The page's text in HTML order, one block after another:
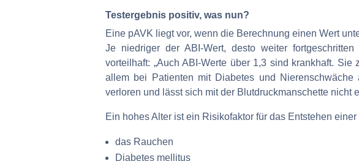
Testergebnis positiv, was nun?
Eine pAVK liegt vor, wenn die Berechnung einen Wert
Je niedriger der ABI-Wert, desto weiter
vorteilhaft: „Auch ABI-Werte über 1,3 sind krankhaft.
allem bei Patienten mit Diabetes und
verloren und lässt sich mit der Blutdruckmanschette nicht
Ein hohes Alter ist ein Risikofaktor für das Entstehen
das Rauchen
Diabetes mellitus